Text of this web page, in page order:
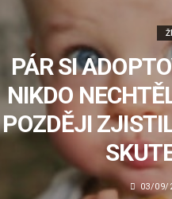
PÁR SI
NIKDO
POZDĚJI
03/09/